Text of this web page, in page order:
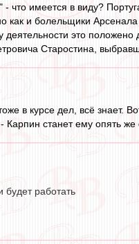
что имеется в виду?
и болельщики
это
Старостина,
в курсе дел, всё знает.
станет ему опять же
будет работать